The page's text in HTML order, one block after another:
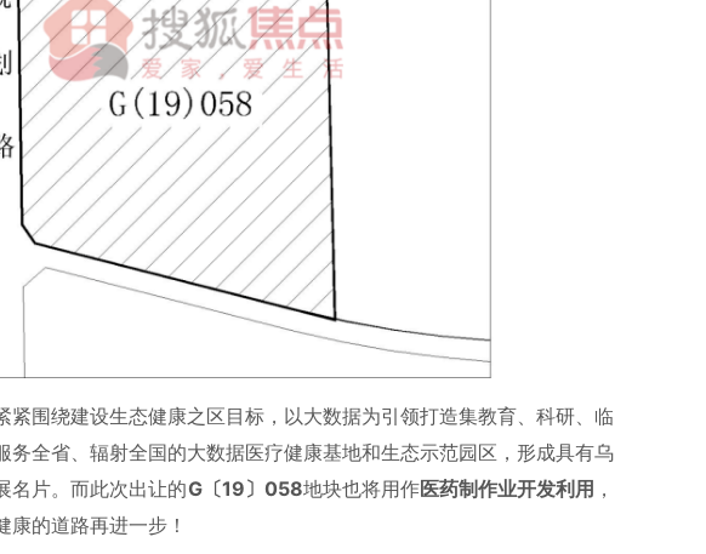
紧围绕建设生态健康之区目标，以大数据为引领打造集教育、科研、临
务全省、辐射全国的大数据医疗健康基地和生态示范园区，形成具有乌
名片。而此次出让的G〔19〕058地块也将用作医药制作业开发利用 ，
的道路再进一步！